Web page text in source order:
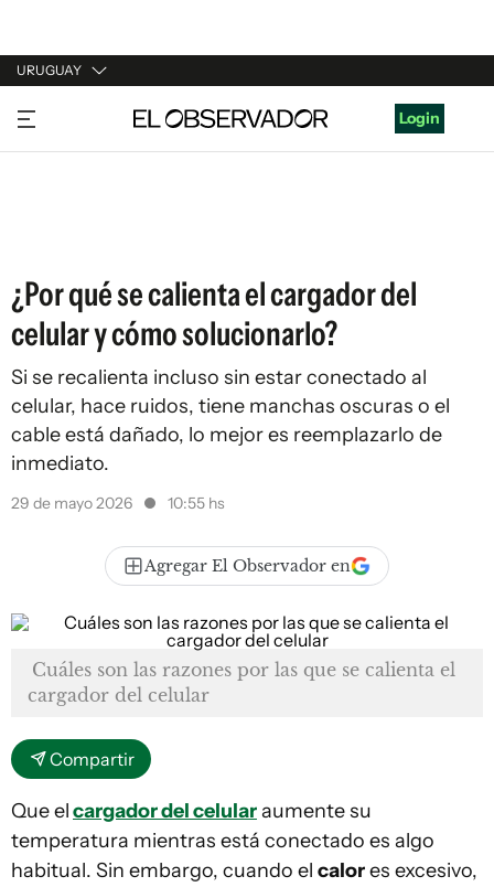
URUGUAY
URUGUAY
ARGENTINA
Login
¿Por qué se calienta el cargador del
celular y cómo solucionarlo?
Si se recalienta incluso sin estar conectado al
celular, hace ruidos, tiene manchas oscuras o el
cable está dañado, lo mejor es reemplazarlo de
inmediato.
29 de mayo 2026 10:55 hs
Agregar El Observador en
Cuáles son las razones por las que se calienta el
cargador del celular
Compartir
Que elcargador del celularaumente su
temperatura mientras está conectado es algo
habitual. Sin embargo, cuando el calores excesivo,